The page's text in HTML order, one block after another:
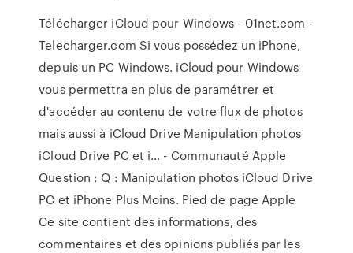
Télécharger iCloud pour Windows - 01net.com -
Telecharger.com Si vous possédez un iPhone,
depuis un PC Windows. iCloud pour Windows
vous permettra en plus de paramétrer et
d'accéder au contenu de votre flux de photos
mais aussi à iCloud Drive Manipulation photos
iCloud Drive PC et i… - Communauté Apple
Question : Q : Manipulation photos iCloud Drive
PC et iPhone Plus Moins. Pied de page Apple
Ce site contient des informations, des
commentaires et des opinions publiés par les